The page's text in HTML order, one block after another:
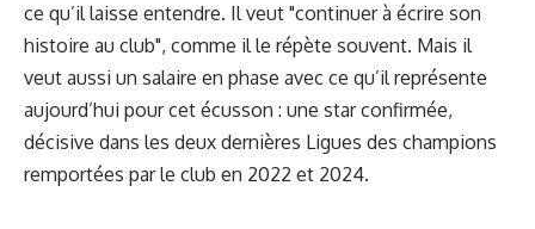
ce qu’il laisse entendre. Il veut "continuer à écrire son
histoire au club", comme il le répète souvent. Mais il
veut aussi un salaire en phase avec ce qu’il représente
aujourd’hui pour cet écusson : une star confirmée,
décisive dans les deux dernières Ligues des champions
remportées par le club en 2022 et 2024.